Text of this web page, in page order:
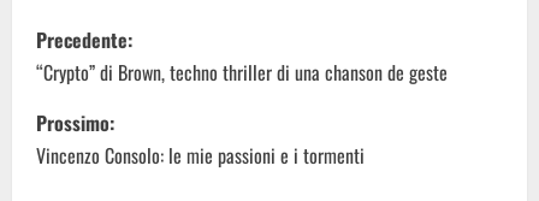
P
o
s
t
Precedente:
“Crypto” di Brown, techno thriller di una chanson de geste
Prossimo:
Vincenzo Consolo: le mie passioni e i tormenti